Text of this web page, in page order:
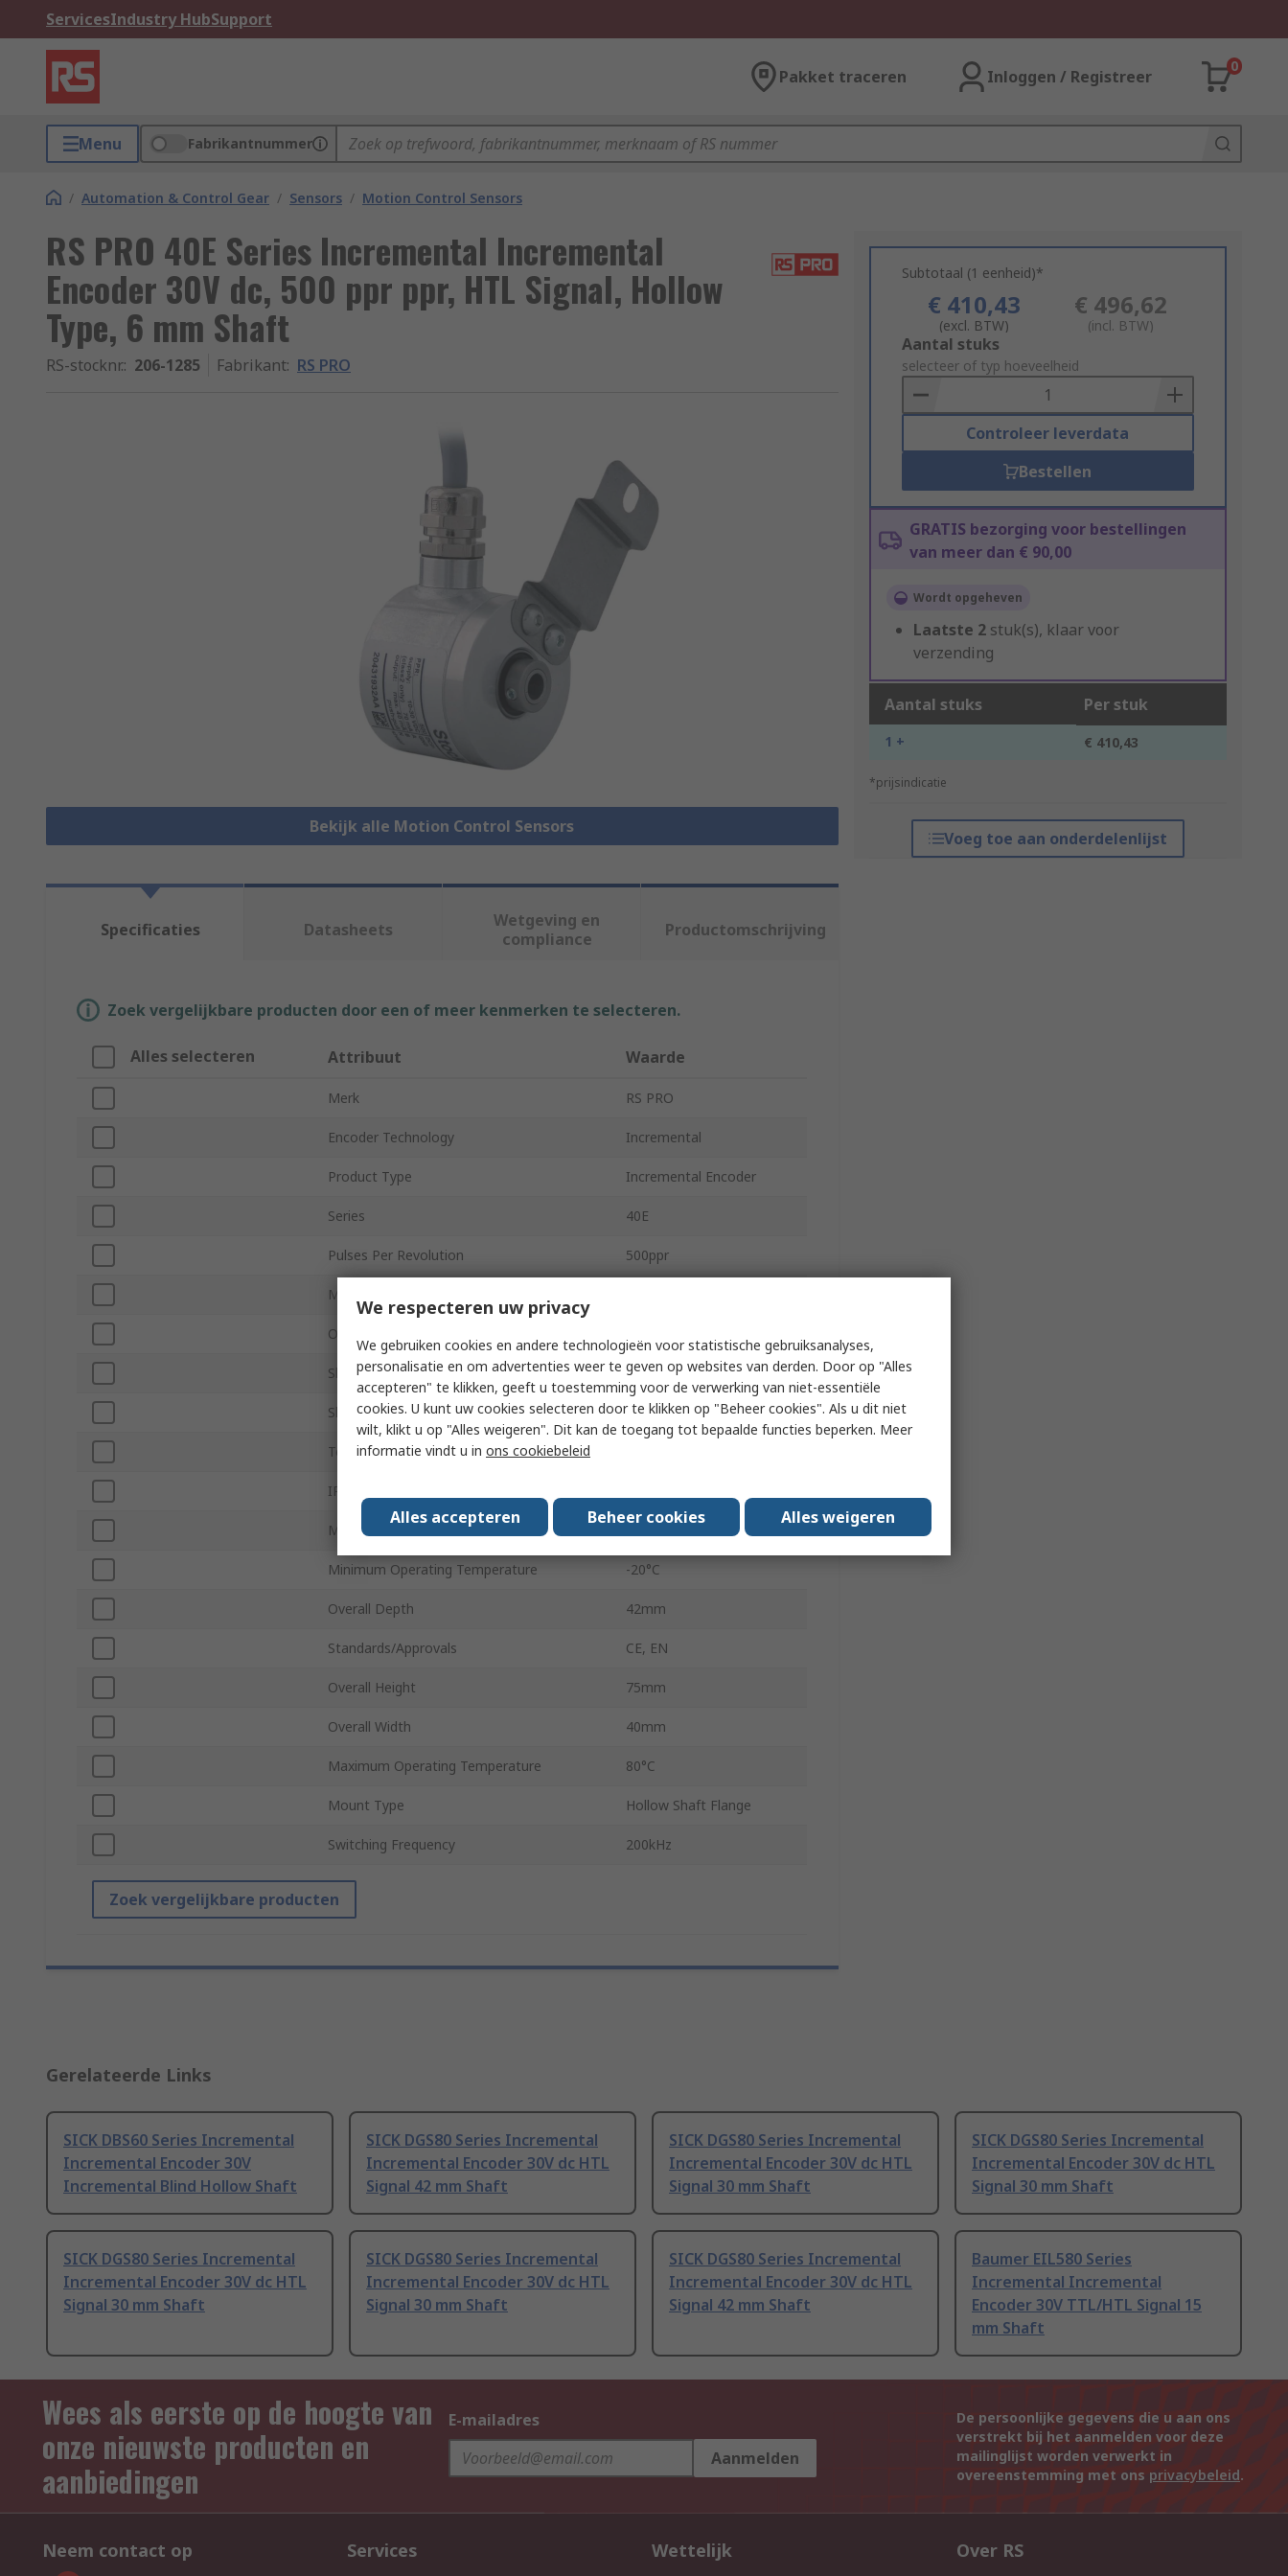
ServicesIndustry HubSupport
Pakket traceren Inloggen / Registreer
0
Menu Fabrikantnummer
/ Automation & Control Gear / Sensors / Motion Control Sensors
RS PRO 40E Series Incremental Incremental
Encoder 30V dc, 500 ppr ppr, HTL Signal, Hollow
Type, 6 mm Shaft
RS-stocknr.: 206-1285 Fabrikant: RS PRO
Bekijk alle Motion Control Sensors
Subtotaal (1 eenheid)*
€ 410,43
(excl. BTW)
€ 496,62
(incl. BTW)
Add
to
Basket
Aantal stuks
selecteer of typ hoeveelheid
Controleer leverdata
Bestellen
GRATIS bezorging voor bestellingen
van meer dan € 90,00
Wordt opgeheven
Laatste 2 stuk(s), klaar voor
verzending
Aantal stuks Per stuk
1 + € 410,43
*prijsindicatie
Voeg toe aan onderdelenlijst
Specificaties Datasheets
Wetgeving en
compliance
Productomschrijving
Zoek vergelijkbare producten door een of meer kenmerken te selecteren.
Alles selecteren Attribuut Waarde
Merk RS PRO
Encoder Technology Incremental
Product Type Incremental Encoder
Series 40E
Pulses Per Revolution 500ppr
Maximum Revolutions
Output Signal Type
Shaft Type Hollow
Shaft Diameter 6mm
Terminal Type
IP Rating
Maximum Supply Voltage
Minimum Operating Temperature -20°C
Overall Depth 42mm
Standards/Approvals CE, EN
Overall Height 75mm
Overall Width 40mm
Maximum Operating Temperature 80°C
Mount Type Hollow Shaft Flange
Switching Frequency 200kHz
Zoek vergelijkbare producten
Gerelateerde Links
SICK DBS60 Series Incremental
Incremental Encoder 30V
Incremental Blind Hollow Shaft
SICK DGS80 Series Incremental
Incremental Encoder 30V dc HTL
Signal 42 mm Shaft
SICK DGS80 Series Incremental
Incremental Encoder 30V dc HTL
Signal 30 mm Shaft
SICK DGS80 Series Incremental
Incremental Encoder 30V dc HTL
Signal 30 mm Shaft
SICK DGS80 Series Incremental
Incremental Encoder 30V dc HTL
Signal 30 mm Shaft
SICK DGS80 Series Incremental
Incremental Encoder 30V dc HTL
Signal 30 mm Shaft
SICK DGS80 Series Incremental
Incremental Encoder 30V dc HTL
Signal 42 mm Shaft
Baumer EIL580 Series
Incremental Incremental
Encoder 30V TTL/HTL Signal 15
mm Shaft
Wees als eerste op de hoogte van
onze nieuwste producten en
aanbiedingen
E-mailadres
Aanmelden
De persoonlijke gegevens die u aan ons
verstrekt bij het aanmelden voor deze
mailinglijst worden verwerkt in
overeenstemming met ons privacybeleid.
Neem contact op Services Wettelijk Over RS
We respecteren uw privacy
We gebruiken cookies en andere technologieën voor statistische gebruiksanalyses,
personalisatie en om advertenties weer te geven op websites van derden. Door op "Alles
accepteren" te klikken, geeft u toestemming voor de verwerking van niet-essentiële
cookies. U kunt uw cookies selecteren door te klikken op "Beheer cookies". Als u dit niet
wilt, klikt u op "Alles weigeren". Dit kan de toegang tot bepaalde functies beperken. Meer
informatie vindt u in ons cookiebeleid
Alles accepteren Beheer cookies Alles weigeren